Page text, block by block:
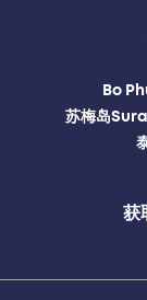
Bo
苏梅岛
获